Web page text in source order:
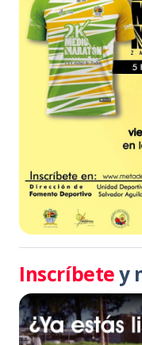
Inscríbetey